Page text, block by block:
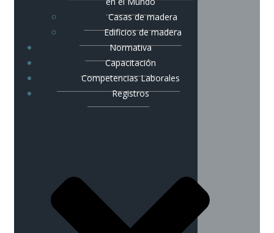
Casas de madera
Edificios de madera
Normativa
Capacitación
Competencias Laborales
Registros